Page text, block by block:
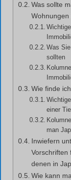
Was sollte
Wohnungen
Was
sollten
Wie finde
einer
man
Inwiefern
Vorschriften
denen in
Wie kann